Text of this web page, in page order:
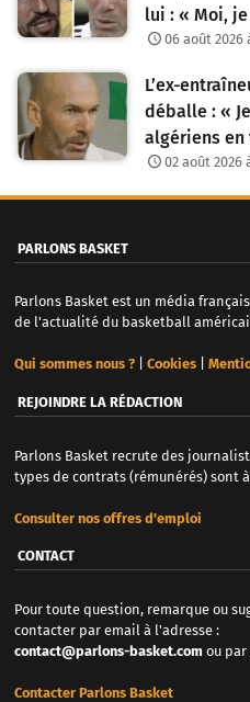
lui : « Moi,
06 août 2026
L’ex-
déballe : «
algériens
02 août 2026
PARLONS BASKET
Parlons Basket est un média
de l'actualité du basketball
Qui sommes nous ?| Cookies|
REJOINDRE LA RÉDACTION
Parlons Basket recrute des
types de contrats (rémunérés) sont
Consulter nos offres d'emploi
CONTACT
Pour toute question, remarque ou
contacter par email à l'adresse :
contact@parlons-basket.com ou
Contacter Parlons Basket